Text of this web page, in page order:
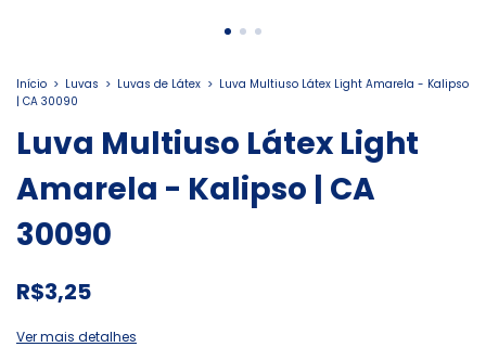
Início > Luvas > Luvas de Látex > Luva Multiuso Látex Light Amarela - Kalipso
| CA 30090
Luva Multiuso Látex Light
Amarela - Kalipso | CA
30090
R$3,25
Ver mais detalhes